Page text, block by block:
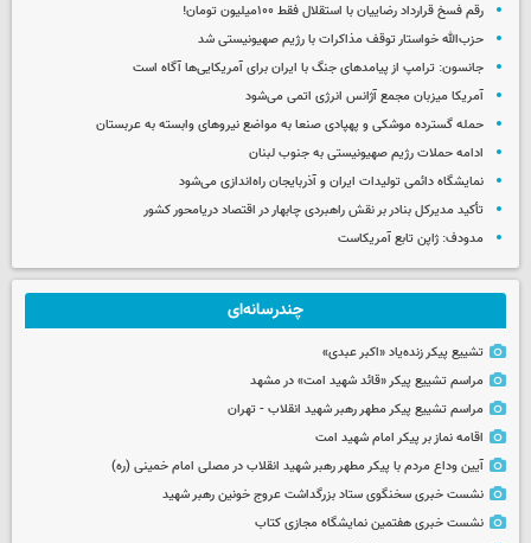
رقم فسخ قرارداد رضاییان با استقلال فقط ۱۰۰میلیون تومان!
حزب‌الله خواستار توقف مذاکرات با رژیم صهیونیستی شد
جانسون: ترامپ از پیامدهای جنگ با ایران برای آمریکایی‌ها آگاه است
آمریکا میزبان مجمع آژانس انرژی اتمی می‌شود
حمله گسترده موشکی و پهپادی صنعا به مواضع نیروهای وابسته به عربستان
ادامه حملات رژیم صهیونیستی به جنوب لبنان
نمایشگاه دائمی تولیدات ایران و آذربایجان راه‌اندازی می‌شود
تأکید مدیرکل بنادر بر نقش راهبردی چابهار در اقتصاد دریامحور کشور
مدودف: ژاپن تابع آمریکاست
چندرسانه‌ای
تشییع پیکر زنده‌یاد «اکبر عبدی»
مراسم تشییع پیکر «قائد شهید امت» در مشهد
مراسم تشییع پیکر مطهر رهبر شهید انقلاب - تهران
اقامه نماز بر پیکر امام شهید امت
آیین وداع مردم با پیکر مطهر رهبر شهید انقلاب در مصلی امام خمینی (ره)
نشست خبری سخنگوی ستاد بزرگداشت عروج خونین رهبر شهید
نشست خبری هفتمین نمایشگاه مجازی کتاب